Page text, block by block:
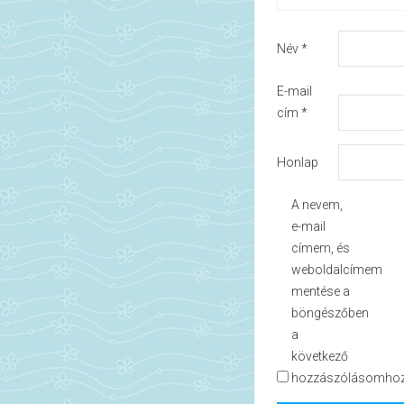
Név*
E-mail
cím *
Honlap
A nevem,
e-mail
címem, és
weboldalcímem
mentése a
böngészőben
a
következő